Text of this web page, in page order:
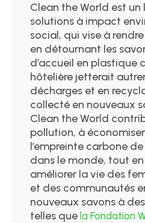
Clean the World est
solutions à impact
social, qui vise à
en détournant les
d’accueil en plastique
hôtelière jetterait
décharges et en
collecté en nouveaux
Clean the World
pollution, à
l’empreinte carbone
dans le monde, tout
améliorer la vie des
et des communautés
nouveaux savons à
telles que la Fondation